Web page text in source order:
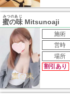
蜜の味
みつのあじ
Mitsunoaji
施術
営時
場所
割引あり